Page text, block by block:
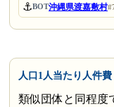
⚓BOT沖縄県渡嘉敷村
人口1人当たり人件
類似団体と同程度